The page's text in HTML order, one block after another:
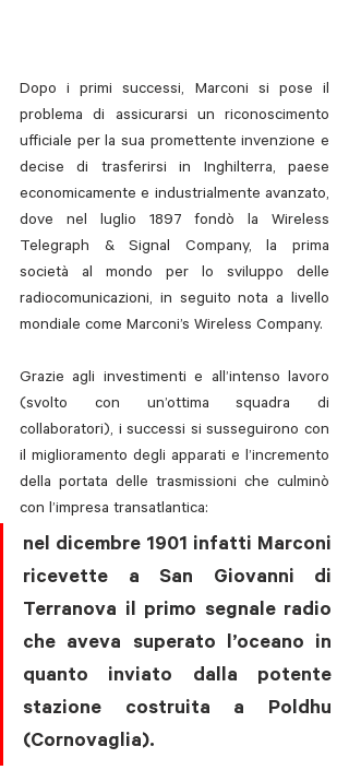
Dopo i primi successi, Marconi si pose il
problema di assicurarsi un riconoscimento
ufficiale per la sua promettente invenzione e
decise di trasferirsi in Inghilterra, paese
economicamente e industrialmente avanzato,
dove nel luglio 1897 fondò la Wireless
Telegraph & Signal Company, la prima
società al mondo per lo sviluppo delle
radiocomunicazioni, in seguito nota a livello
mondiale come Marconi’s Wireless Company.
Grazie agli investimenti e all’intenso lavoro
(svolto con un’ottima squadra di
collaboratori), i successi si susseguirono con
il miglioramento degli apparati e l’incremento
della portata delle trasmissioni che culminò
con l’impresa transatlantica:
nel dicembre 1901 infatti Marconi
ricevette a San Giovanni di
Terranova il primo segnale radio
che aveva superato l’oceano in
quanto inviato dalla potente
stazione costruita a Poldhu
(Cornovaglia).